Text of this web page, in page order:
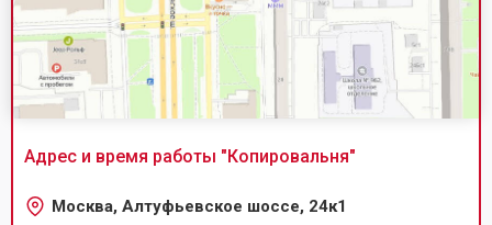
Адрес и время работы "Копировальня"
Москва, Алтуфьевское шоссе, 24к1